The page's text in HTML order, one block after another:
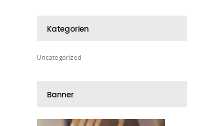
Kategorien
Uncategorized
Banner